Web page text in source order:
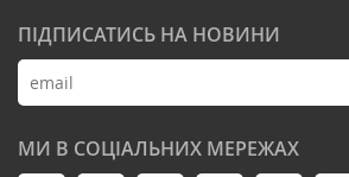
ПІДПИСАТИСЬ НА НОВИНИ
МИ В СОЦІАЛЬНИХ МЕРЕЖАХ